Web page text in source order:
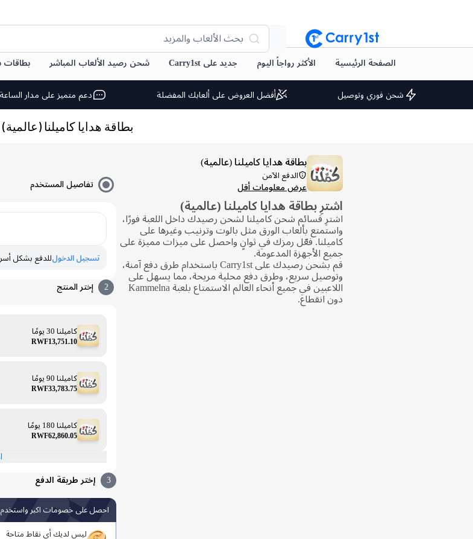
بحث الألعاب والمزيد
الصفحة الرئيسية الأكثر رواجاً اليوم جديد على Carry1st شحن رصيد الألعاب المباشر بطاقات
شحن فوري وتوصيل أفضل العروض على ألعابك المفضلة دعم متميز على مدار الساعة
بطاقة هدايا كاميلنا (عالمية)
بطاقة هدايا كاميلنا (عالمية)
الدفع الآمن
عرض معلومات أقل
اشترِ بطاقة هدايا كاميلنا (عالمية)
اشترِ قسائم شحن كاميلنا لشحن رصيدك داخل اللعبة فورًا،
واستمتع بألعاب الورق مثل بالوت وترنيب وغيرها على
كاميلنا. فعّل رمزك في ثوانٍ واحصل على ميزات مميزة على
جميع الأجهزة المدعومة.
قم بشحن رصيدك على Carry1st باستخدام طرق دفع آمنة،
وتوصيل سريع، وطرق دفع محلية مريحة، مما يسهل على
اللاعبين في جميع أنحاء العالم الاستمتاع بلعبة Kammelna
دون انقطاع.
تفاصيل المستخدم
تسجيل الدخولللدفع بشكل
2 إختر المنتج
كاميلنا 30 يومًا
RWF13,751.10
كاميلنا 90 يومًا
RWF33,783.75
كاميلنا 180 يومًا
RWF62,860.05
3 إختر طريقة الدفع
احصل على خصومات اكبر واستخدم
ليس لديك أي نقاط متاحة